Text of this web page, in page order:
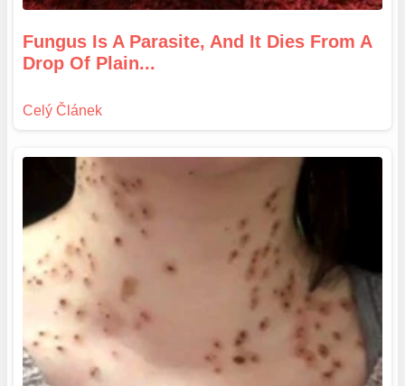
Fungus Is A Parasite, And It Dies From A
Drop Of Plain...